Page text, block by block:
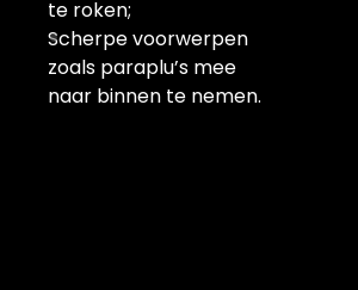
te roken;
Scherpe voorwerpen
zoals paraplu’s mee
naar binnen te nemen.